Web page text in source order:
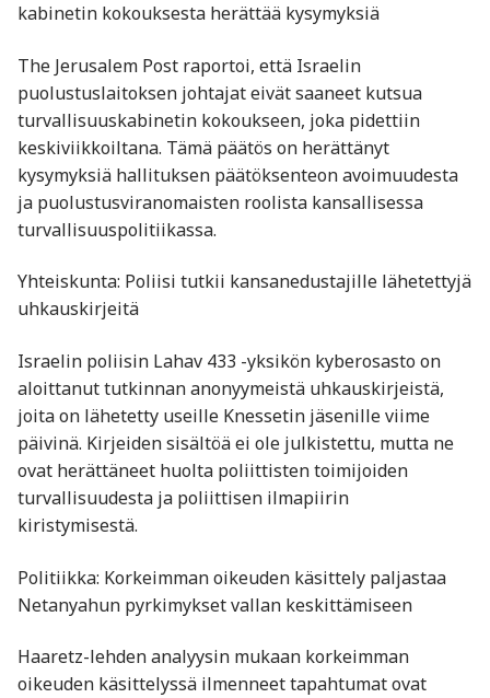
kabinetin kokouksesta herättää kysymyksiä
The Jerusalem Post raportoi, että Israelin
puolustuslaitoksen johtajat eivät saaneet kutsua
turvallisuuskabinetin kokoukseen, joka pidettiin
keskiviikkoiltana. Tämä päätös on herättänyt
kysymyksiä hallituksen päätöksenteon avoimuudesta
ja puolustusviranomaisten roolista kansallisessa
turvallisuuspolitiikassa.
Yhteiskunta: Poliisi tutkii kansanedustajille lähetettyjä
uhkauskirjeitä
Israelin poliisin Lahav 433 -yksikön kyberosasto on
aloittanut tutkinnan anonyymeistä uhkauskirjeistä,
joita on lähetetty useille Knessetin jäsenille viime
päivinä. Kirjeiden sisältöä ei ole julkistettu, mutta ne
ovat herättäneet huolta poliittisten toimijoiden
turvallisuudesta ja poliittisen ilmapiirin
kiristymisestä. ​
Politiikka: Korkeimman oikeuden käsittely paljastaa
Netanyahun pyrkimykset vallan keskittämiseen
Haaretz-lehden analyysin mukaan korkeimman
oikeuden käsittelyssä ilmenneet tapahtumat ovat